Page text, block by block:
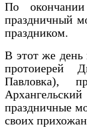
По
праздничный
праздником.
В этот же день
протоиерей
Павловка),
праздничные
своих